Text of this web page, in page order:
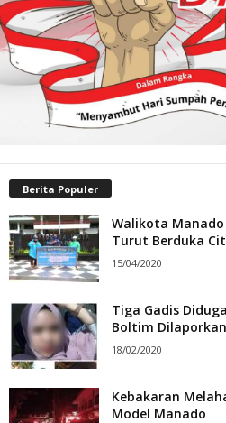
Berita Populer
Walikota
Turut Berduka
15/04/2020
Tiga Gadis
Boltim
18/02/2020
Kebakaran
Model Manado